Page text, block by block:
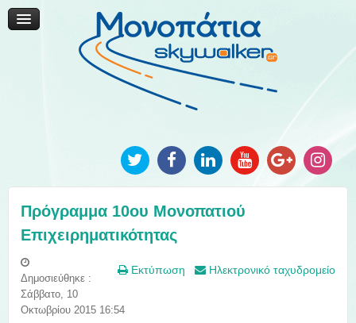
Μονοπάτια Καινοτομίας
Μονοπάτια Τοπικής Ανάπτυξης
Ανακοινώσεις
Φωτογραφίες
Πρόγραμμα 10ου Μονοπατιού
Επιχειρηματικότητας
Εκτύπωση Ηλεκτρονικό ταχυδρομείο
Δημοσιεύθηκε :
Σάββατο, 10
Οκτωβρίου 2015 16:54